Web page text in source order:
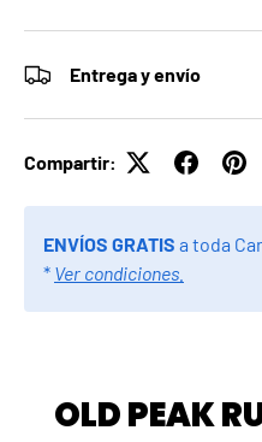
Entrega y envío
Compartir:
ENVÍOS GRATIS a toda
* Ver condiciones.
OLD PEAK